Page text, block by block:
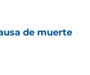
de muerte